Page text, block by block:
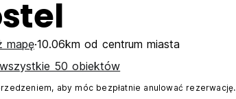
mapę 10.06km od centrum miasta
50 obiektów
aby móc bezpłatnie anulować rezerwację.